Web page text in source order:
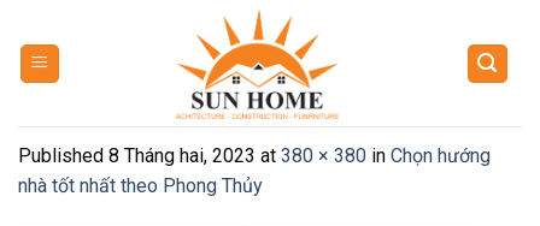
content
Published 8 Tháng hai, 2023 at 380 × 380 in Chọn hướng
nhà tốt nhất theo Phong Thủy